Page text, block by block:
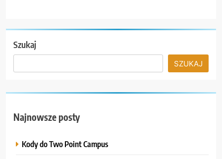
Szukaj
SZUKAJ
Najnowsze posty
Kody do Two Point Campus